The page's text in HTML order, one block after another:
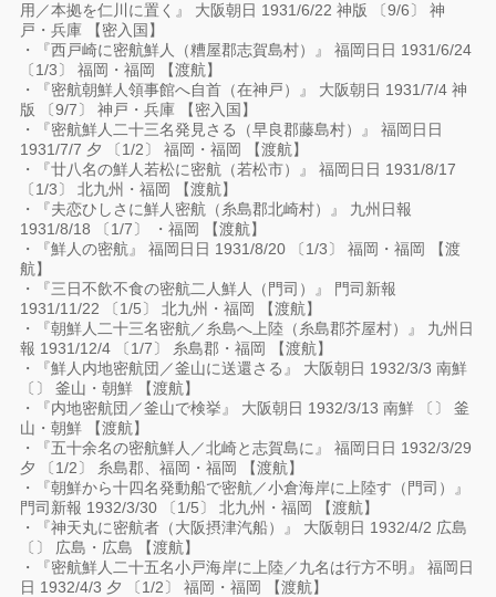
用／本拠を仁川に置く』 大阪朝日 1931/6/22 神版 〔9/6〕 神
戸・兵庫 【密入国】
・『西戸崎に密航鮮人（糟屋郡志賀島村）』 福岡日日 1931/6/24
〔1/3〕 福岡・福岡 【渡航】
・『密航朝鮮人領事館へ自首（在神戸）』 大阪朝日 1931/7/4 神
版 〔9/7〕 神戸・兵庫 【密入国】
・『密航鮮人二十三名発見さる（早良郡藤島村）』 福岡日日
1931/7/7 夕 〔1/2〕 福岡・福岡 【渡航】
・『廿八名の鮮人若松に密航（若松市）』 福岡日日 1931/8/17
〔1/3〕 北九州・福岡 【渡航】
・『夫恋ひしさに鮮人密航（糸島郡北崎村）』 九州日報
1931/8/18 〔1/7〕 ・福岡 【渡航】
・『鮮人の密航』 福岡日日 1931/8/20 〔1/3〕 福岡・福岡 【渡
航】
・『三日不飲不食の密航二人鮮人（門司）』 門司新報
1931/11/22 〔1/5〕 北九州・福岡 【渡航】
・『朝鮮人二十三名密航／糸島へ上陸（糸島郡芥屋村）』 九州日
報 1931/12/4 〔1/7〕 糸島郡・福岡 【渡航】
・『鮮人内地密航団／釜山に送還さる』 大阪朝日 1932/3/3 南鮮
〔〕 釜山・朝鮮 【渡航】
・『内地密航団／釜山で検挙』 大阪朝日 1932/3/13 南鮮 〔〕 釜
山・朝鮮 【渡航】
・『五十余名の密航鮮人／北崎と志賀島に』 福岡日日 1932/3/29
夕 〔1/2〕 糸島郡、福岡・福岡 【渡航】
・『朝鮮から十四名発動船で密航／小倉海岸に上陸す（門司）』
門司新報 1932/3/30 〔1/5〕 北九州・福岡 【渡航】
・『神天丸に密航者（大阪摂津汽船）』 大阪朝日 1932/4/2 広島
〔〕 広島・広島 【渡航】
・『密航鮮人二十五名小戸海岸に上陸／九名は行方不明』 福岡日
日 1932/4/3 夕 〔1/2〕 福岡・福岡 【渡航】